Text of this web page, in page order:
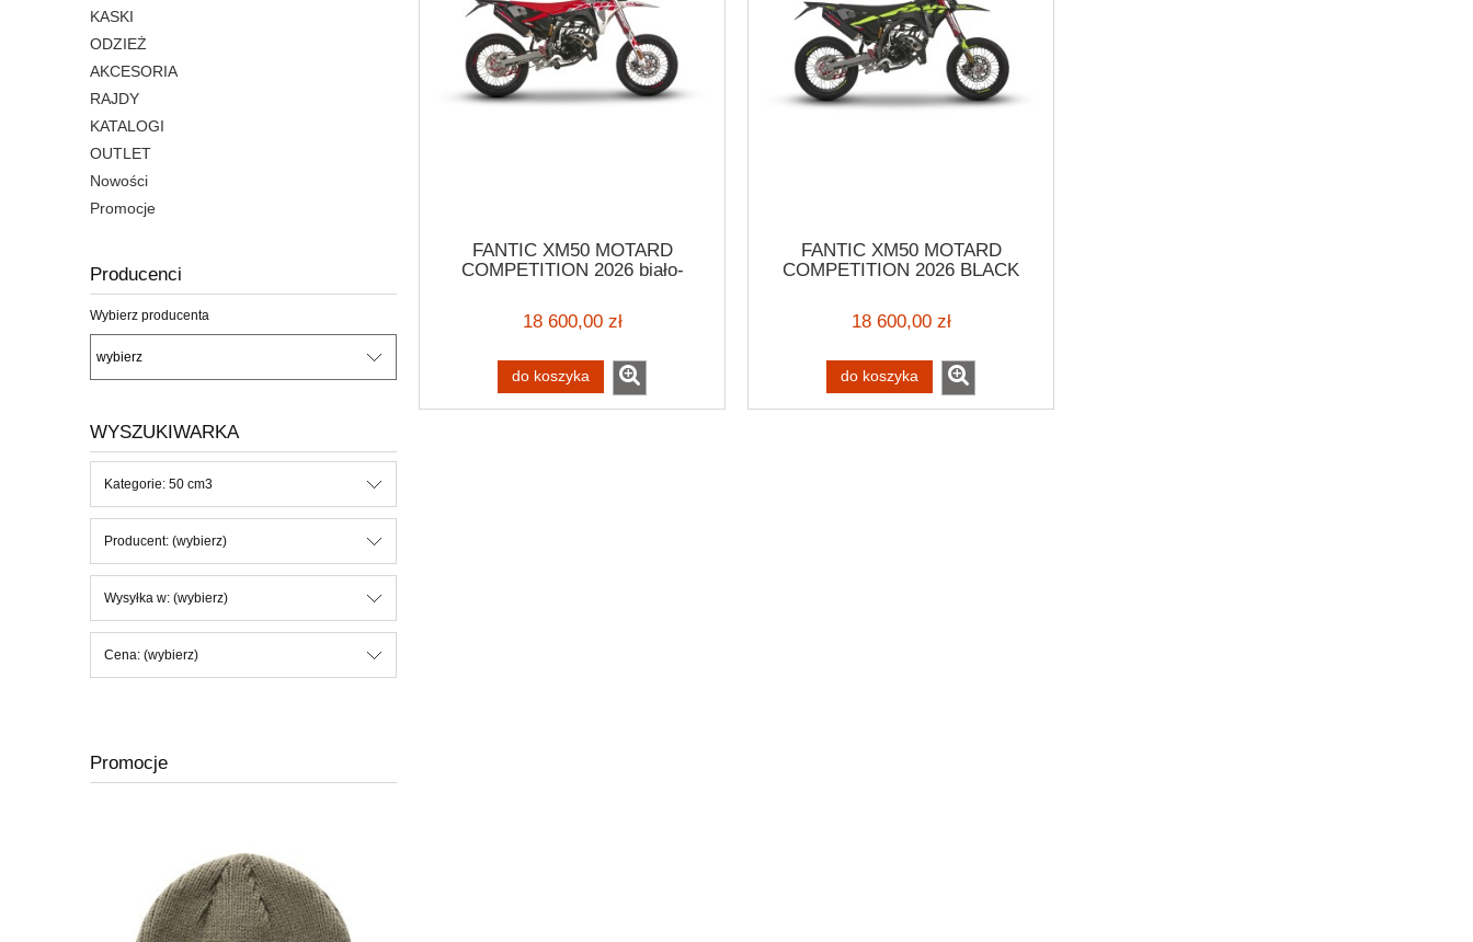
KASKI
ODZIEŻ
AKCESORIA
RAJDY
KATALOGI
OUTLET
Nowości
Promocje
Producenci
Wybierz producenta
WYSZUKIWARKA
Kategorie: 50 cm3
Producent: (wybierz)
Wysyłka w: (wybierz)
Cena: (wybierz)
Promocje
FANTIC XM50 MOTARD
COMPETITION 2026 biało-
18 600,00 zł
do koszyka
FANTIC XM50 MOTARD
COMPETITION 2026 BLACK
18 600,00 zł
do koszyka